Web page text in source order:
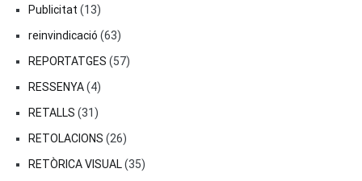
Publicitat (13)
reinvindicació (63)
REPORTATGES (57)
RESSENYA(4)
RETALLS (31)
RETOLACIONS (26)
RETÒRICA VISUAL(35)